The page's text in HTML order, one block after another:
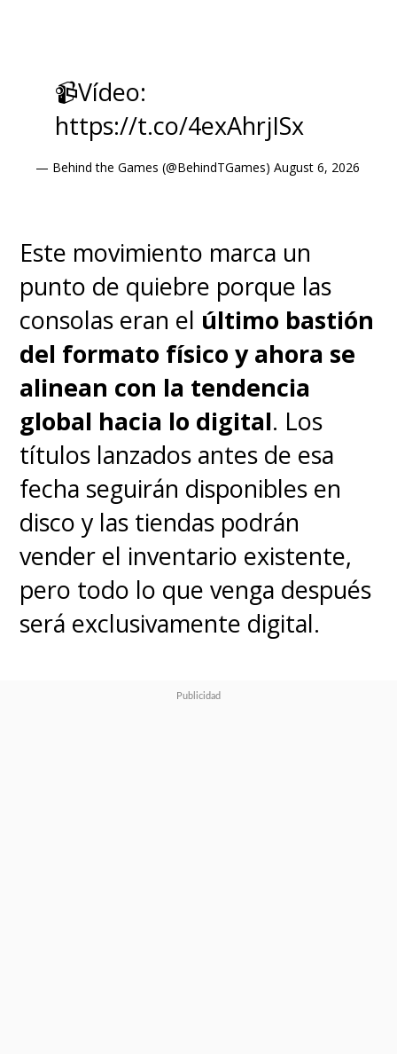
📹Vídeo:
https://t.co/4exAhrjISx
— Behind the Games (@BehindTGames) August 6, 2026
Este movimiento marca un
punto de quiebre porque las
consolas eran el último bastión
del formato físico y ahora se
alinean con la tendencia
global hacia lo digital. Los
títulos lanzados antes de esa
fecha seguirán disponibles en
disco y las tiendas podrán
vender el inventario existente,
pero todo lo que venga después
será exclusivamente digital.